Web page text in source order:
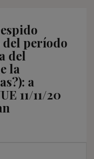
período
del
la
a
11/11/20